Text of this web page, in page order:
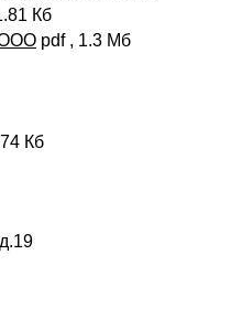
Кб
ООО pdf , 1.3 Мб
Кб
д.19